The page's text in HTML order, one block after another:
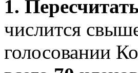
1.
числится
голосовании